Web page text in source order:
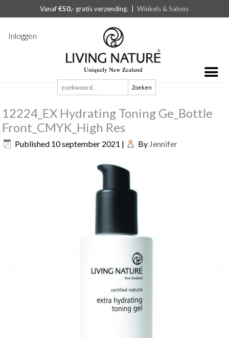
Vanaf€50,- gratis verzending. |Winkels & Salons
Inloggen
Zoeken
naar:
12224_EX Hydrating Toning Ge_Bottle
Front_CMYK_High Res
Published 10 september 2021 | By Jennifer